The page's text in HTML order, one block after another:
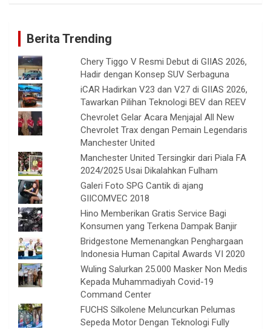
Berita Trending
Chery Tiggo V Resmi Debut di GIIAS 2026,
Hadir dengan Konsep SUV Serbaguna
iCAR Hadirkan V23 dan V27 di GIIAS 2026,
Tawarkan Pilihan Teknologi BEV dan REEV
Chevrolet Gelar Acara Menjajal All New
Chevrolet Trax dengan Pemain Legendaris
Manchester United
Manchester United Tersingkir dari Piala FA
2024/2025 Usai Dikalahkan Fulham
Galeri Foto SPG Cantik di ajang
GIICOMVEC 2018
Hino Memberikan Gratis Service Bagi
Konsumen yang Terkena Dampak Banjir
Bridgestone Memenangkan Penghargaan
Indonesia Human Capital Awards VI 2020
Wuling Salurkan 25.000 Masker Non Medis
Kepada Muhammadiyah Covid-19
Command Center
FUCHS Silkolene Meluncurkan Pelumas
Sepeda Motor Dengan Teknologi Fully